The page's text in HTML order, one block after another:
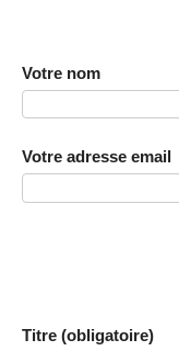
Votre nom
Votre adresse email
Titre (obligatoire)